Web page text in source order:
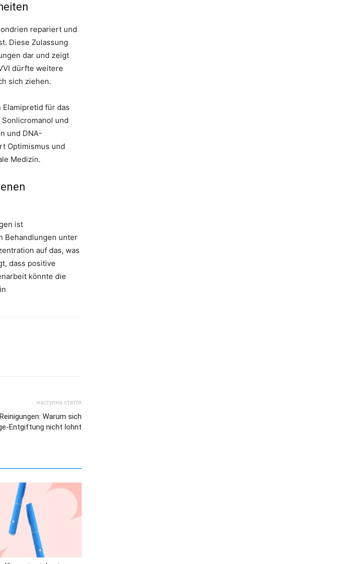
repariert und
Diese Zulassung
dar und zeigt
dürfte weitere
sich ziehen.
für das
und
und DNA-
Optimismus und
Medizin.
ist
Behandlungen unter
auf das, was
dass positive
könnte die
наступна стаття
Warum sich
Entgiftung nicht lohnt